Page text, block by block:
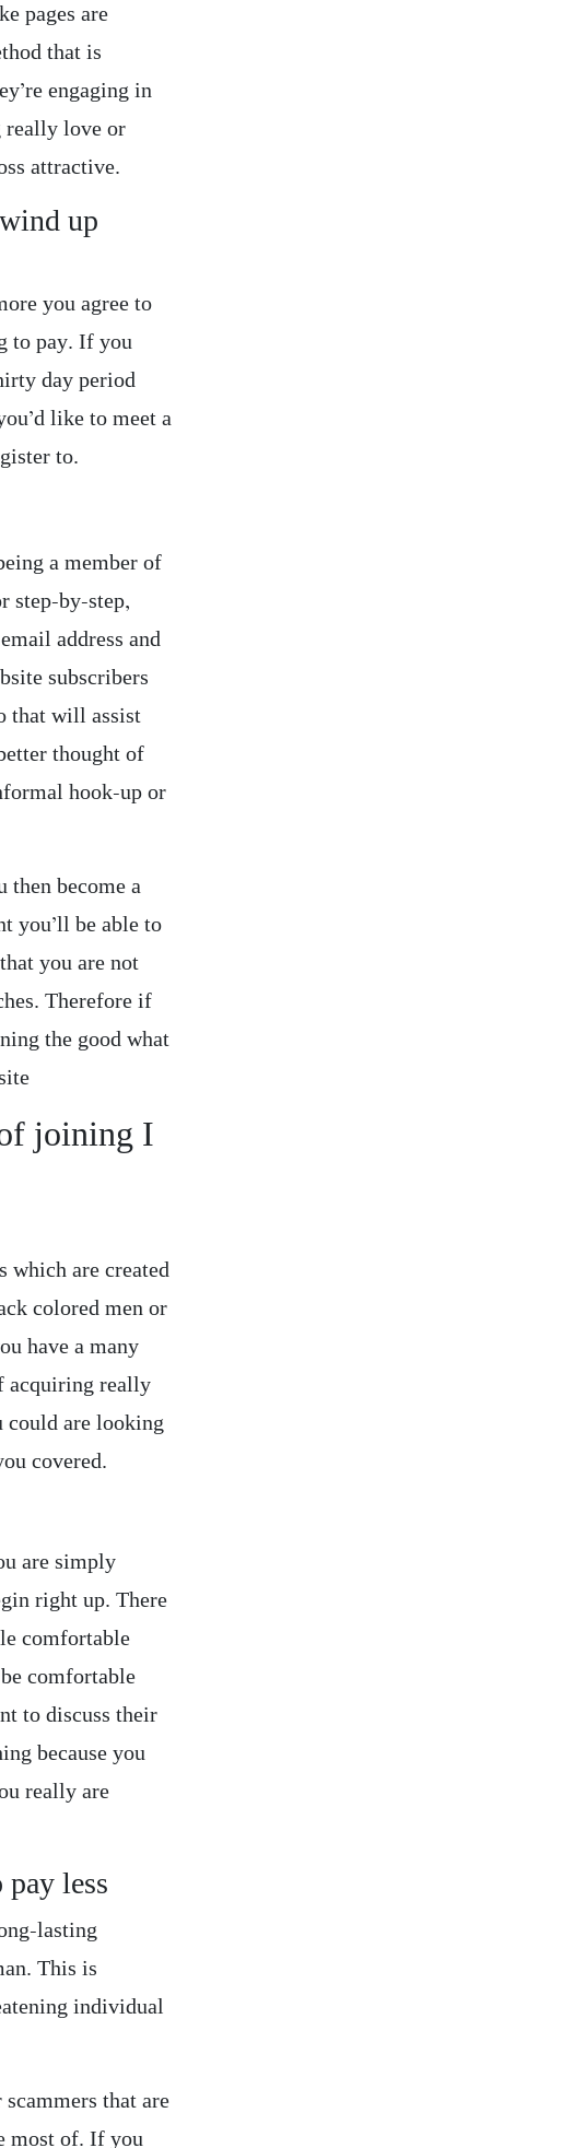
pages are
that is
engaging in
really love or
attractive.
up
you agree to
to pay. If you
day period
like to meet a
to.
a member of
step-by-step,
address and
subscribers
that will assist
thought of
hook-up or
then become a
you’ll be able to
you are not
Therefore if
the good what
joining I
which are created
colored men or
have a many
acquiring really
could are looking
covered.
are simply
right up. There
comfortable
comfortable
to discuss their
because you
really are
less
lasting
This is
individual
that are
most of. If you